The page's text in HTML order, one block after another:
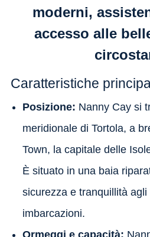
moderni,
accesso alle
Caratteristiche
Posizione: Nanny Cay si
meridionale di Tortola, a
Town, la capitale delle
È situato in una baia
sicurezza e tranquillità
imbarcazioni.
Ormeggi e capacità: